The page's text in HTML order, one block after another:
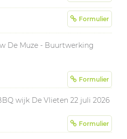
Formulier
De Muze - Buurtwerking
Formulier
wijk De Vlieten 22 juli 2026
Formulier